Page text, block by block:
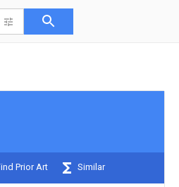
Prior Art Similar